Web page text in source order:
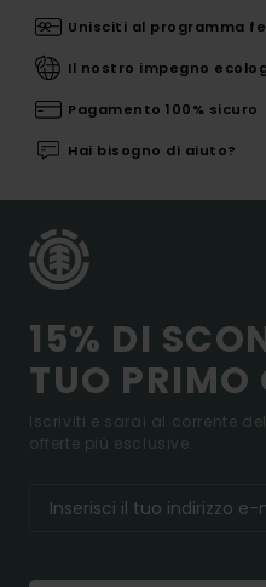
Unisciti al programma
Il nostro impegno
Pagamento 100% sicuro
Hai bisogno di aiuto?
15% DI
TUO PRIMO
Iscriviti e sarai al corrente
offerte più esclusive.